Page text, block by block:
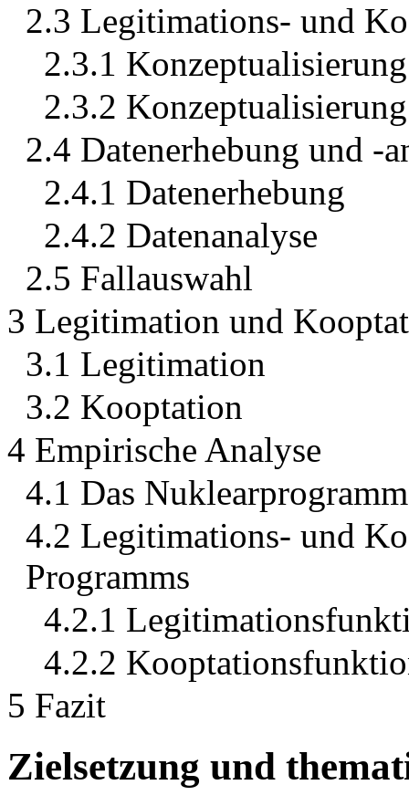
2.3 Legitimations- und
2.3.1
2.3.2
2.4 Datenerhebung und -
2.4.1 Datenerhebung
2.4.2 Datenanalyse
2.5 Fallauswahl
3 Legitimation und
3.1 Legitimation
3.2 Kooptation
4 Empirische Analyse
4.1 Das Nuklearprogramm
4.2 Legitimations- und
Programms
4.2.1
4.2.2
5 Fazit
Zielsetzung und